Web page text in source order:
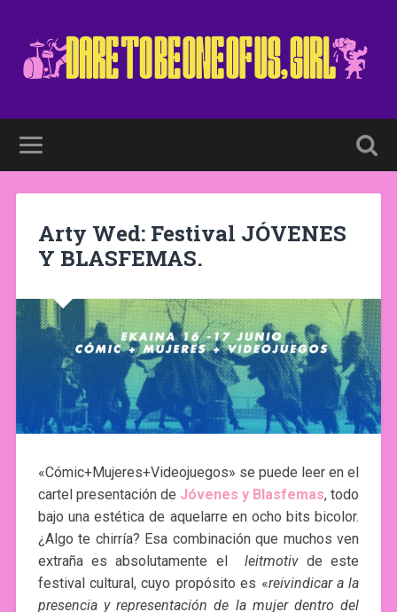
Arty Wed: Festival JÓVENES
Y BLASFEMAS.
«Cómic+Mujeres+Videojuegos» se puede leer en el
cartel presentación de Jóvenes y Blasfemas, todo
bajo una estética de aquelarre en ocho bits bicolor.
¿Algo te chirría? Esa combinación que muchos ven
extraña es absolutamente el
leitmotivde este
festival cultural, cuyo propósito es «reivindicar a la
presencia y representación de la mujer dentro del